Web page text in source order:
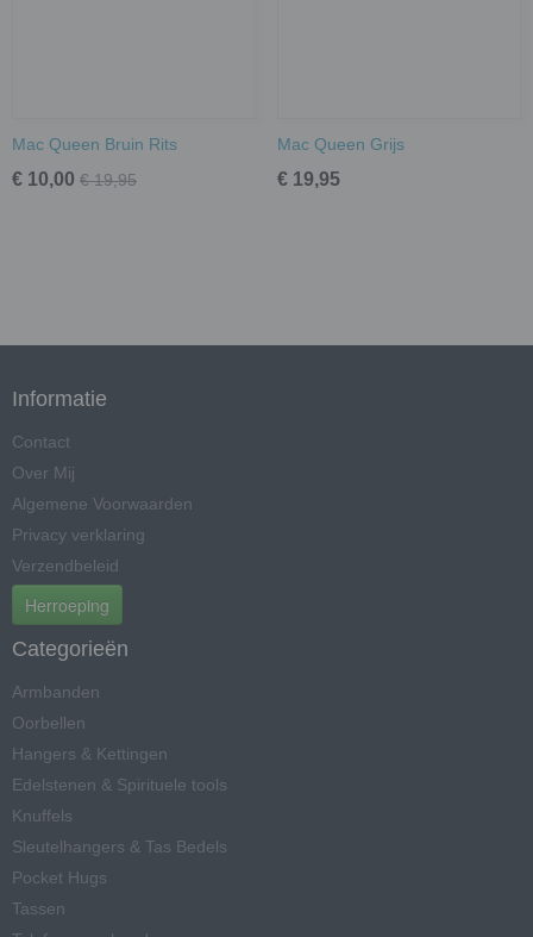
Mac Queen Bruin Rits
€ 10,00 € 19,95
Mac Queen Grijs
€ 19,95
Informatie
Contact
Over Mij
Algemene Voorwaarden
Privacy verklaring
Verzendbeleid
Herroeping
Categorieën
Armbanden
Oorbellen
Hangers & Kettingen
Edelstenen & Spirituele tools
Knuffels
Sleutelhangers & Tas Bedels
Pocket Hugs
Tassen